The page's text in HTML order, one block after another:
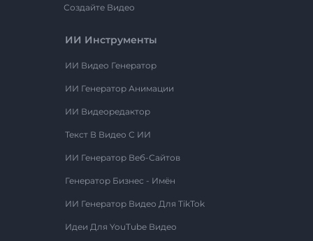
Создайте Видео
ИИ Инструменты
ИИ Видео Генератор
ИИ Генератор Анимации
ИИ Видеоредактор
Текст В Видео С ИИ
ИИ Генератор Веб-Сайтов
Генератор Бизнес - Имён
ИИ Генератор Видео Для TikTok
Идеи Для YouTube Видео